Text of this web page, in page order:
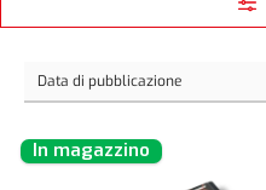
In magazzino